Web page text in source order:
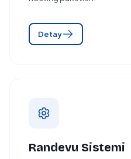
Detay
Randevu Sistemi